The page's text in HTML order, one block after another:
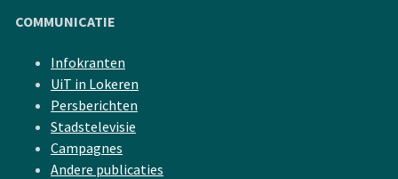
COMMUNICATIE
Infokranten
UiT in Lokeren
Persberichten
Stadstelevisie
Campagnes
Andere publicaties